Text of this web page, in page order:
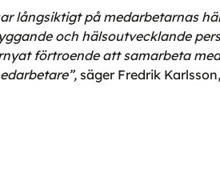
långsiktigt på medarbetarnas
och hälsoutvecklande
förtroende att samarbeta
säger Fredrik